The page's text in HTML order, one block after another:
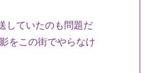
していたのも問題だ
をこの街でやらなけ